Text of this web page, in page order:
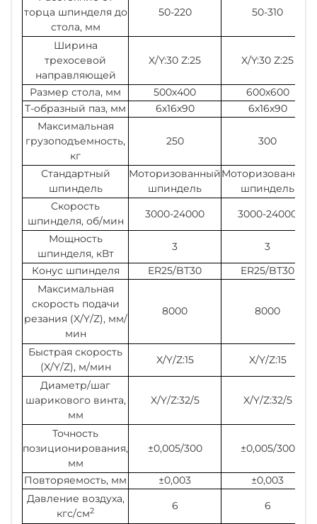
торца шпинделя до
стола, мм
50-220 50-310
Ширина
трехосевой
направляющей
X/Y:30 Z:25 X/Y:30 Z:25
Размер стола, мм 500х400
600х600
Т-образный паз, мм
6х16х90
6х16х90
Максимальная
грузоподъемность,
кг
250 300
Стандартный
шпиндель
Моторизованный
шпиндель
Моторизованный
шпиндель
Скорость
шпинделя, об/мин
3000-24000
3000-24000
Мощность
шпинделя, кВт
3
3
Конус шпинделя
ER25/BT30
ER25/BT30
Максимальная
скорость подачи
резания (X/Y/Z), мм/
мин
8000 8000
Быстрая скорость
(X/Y/Z), м/мин
X/Y/Z:15
X/Y/Z:15
Диаметр/шаг
шарикового винта,
мм
X/Y/Z:32/5 X/Y/Z:32/5
Точность
позиционирования,
мм
±0,005/300 ±0,005/300
Повторяемость, мм ±0,003
±0,003
Давление воздуха,
кгс/см2 6
6